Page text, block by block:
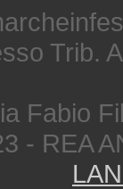
Trib.
Fabio
- REA